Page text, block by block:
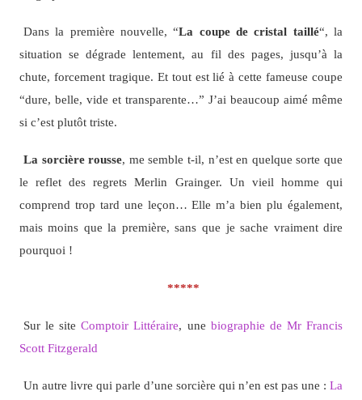
Dans la première nouvelle, “La coupe de cristal taillé“, la
situation se dégrade lentement, au fil des pages, jusqu’à la
chute, forcement tragique. Et tout est lié à cette fameuse coupe
“dure, belle, vide et transparente…” J’ai beaucoup aimé même
si c’est plutôt triste.
La sorcière rousse, me semble t-il, n’est en quelque sorte que
le reflet des regrets Merlin Grainger. Un vieil homme qui
comprend trop tard une leçon… Elle m’a bien plu également,
mais moins que la première, sans que je sache vraiment dire
pourquoi !
*****
Sur le siteComptoir Littéraire, une biographie de Mr Francis
Scott Fitzgerald
Un autre livre qui parle d’une sorcière qui n’en est pas une :La